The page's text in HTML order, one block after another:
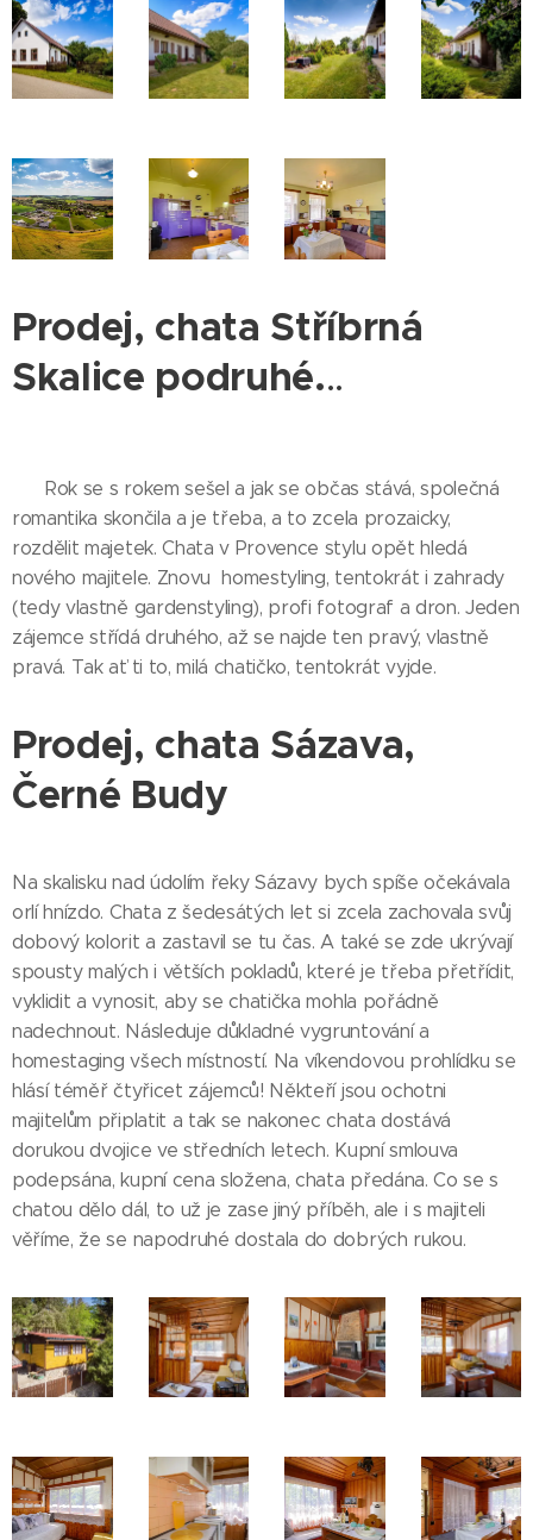
Prodej, chata Stříbrná
Skalice podruhé...
Rok se s rokem sešel a jak se občas stává, společná
romantika skončila a je třeba, a to zcela prozaicky,
rozdělit majetek. Chata v Provence stylu opět hledá
nového majitele. Znovu homestyling, tentokrát i zahrady
(tedy vlastně gardenstyling), profi fotograf a dron. Jeden
zájemce střídá druhého, až se najde ten pravý, vlastně
pravá. Tak ať ti to, milá chatičko, tentokrát vyjde.
Prodej, chata Sázava,
Černé Budy
Na skalisku nad údolím řeky Sázavy bych spíše očekávala
orlí hnízdo. Chata z šedesátých let si zcela zachovala svůj
dobový kolorit a zastavil se tu čas. A také se zde ukrývají
spousty malých i větších pokladů, které je třeba přetřídit,
vyklidit a vynosit, aby se chatička mohla pořádně
nadechnout. Následuje důkladné vygruntování a
homestaging všech místností. Na víkendovou prohlídku se
hlásí téměř čtyřicet zájemců! Někteří jsou ochotni
majitelům připlatit a tak se nakonec chata dostává
dorukou dvojice ve středních letech. Kupní smlouva
podepsána, kupní cena složena, chata předána. Co se s
chatou dělo dál, to už je zase jiný příběh, ale i s majiteli
věříme, že se napodruhé dostala do dobrých rukou.